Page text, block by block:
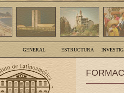
GENERAL ESTRUCTURA